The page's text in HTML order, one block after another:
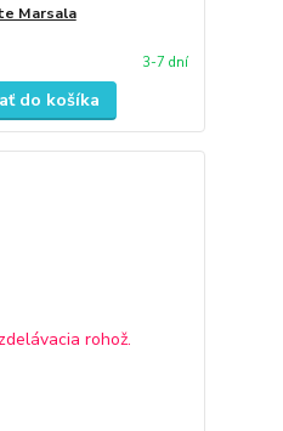
Marsala
3-7 dní
do košíka